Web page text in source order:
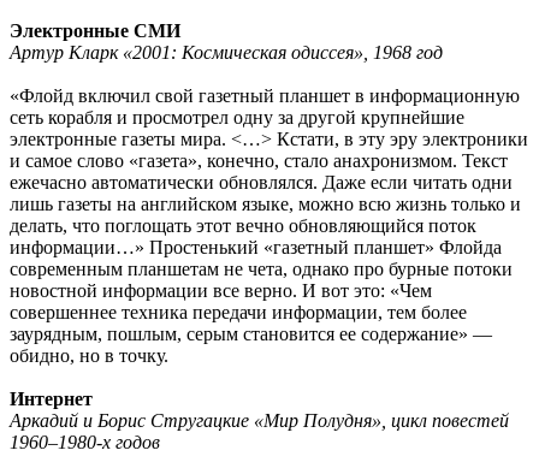
Электронные СМИ
Артур Кларк «2001: Космическая одиссея», 1968 год
«Флойд включил свой газетный планшет в информационную
сеть корабля и просмотрел одну за другой крупнейшие
электронные газеты мира. <…> Кстати, в эту эру электроники
и самое слово «газета», конечно, стало анахронизмом. Текст
ежечасно автоматически обновлялся. Даже если читать одни
лишь газеты на английском языке, можно всю жизнь только и
делать, что поглощать этот вечно обновляющийся поток
информации…» Простенький «газетный планшет» Флойда
современным планшетам не чета, однако про бурные потоки
новостной информации все верно. И вот это: «Чем
совершеннее техника передачи информации, тем более
заурядным, пошлым, серым становится ее содержание» — ​
обидно, но в точку.
Интернет
Аркадий и Борис Стругацкие «Мир Полудня», цикл повестей
1960–1980‑х годов